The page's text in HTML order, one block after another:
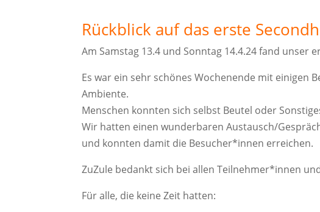
Rückblick auf das erste
Am Samstag 13.4 und Sonntag 14.4.24 fand unser
Es war ein sehr schönes Wochenende mit einigen
Ambiente.
Menschen konnten sich selbst Beutel oder
Wir hatten einen wunderbaren Austausch/
und konnten damit die Besucher*innen erreichen.
ZuZule bedankt sich bei allen Teilnehmer*innen
Für alle, die keine Zeit hatten: